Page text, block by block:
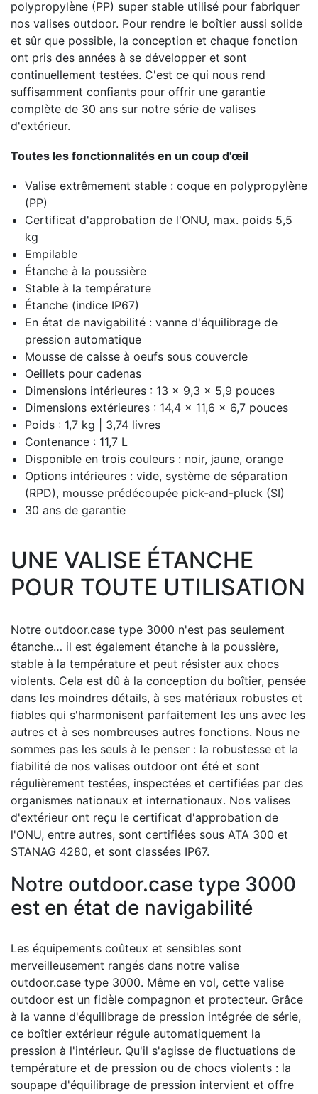
polypropylène (PP) super stable utilisé pour fabriquer
nos valises outdoor. Pour rendre le boîtier aussi solide
et sûr que possible, la conception et chaque fonction
ont pris des années à se développer et sont
continuellement testées. C'est ce qui nous rend
suffisamment confiants pour offrir une garantie
complète de 30 ans sur notre série de valises
d'extérieur.
Toutes les fonctionnalités en un coup d'œil
Valise extrêmement stable : coque en polypropylène
(PP)
Certificat d'approbation de l'ONU, max. poids 5,5
kg
Empilable
Étanche à la poussière
Stable à la température
Étanche (indice IP67)
En état de navigabilité : vanne d'équilibrage de
pression automatique
Mousse de caisse à oeufs sous couvercle
Oeillets pour cadenas
Dimensions intérieures : 13 x 9,3 x 5,9 pouces
Dimensions extérieures : 14,4 x 11,6 x 6,7 pouces
Poids : 1,7 kg | 3,74 livres
Contenance : 11,7 L
Disponible en trois couleurs : noir, jaune, orange
Options intérieures : vide, système de séparation
(RPD), mousse prédécoupée pick-and-pluck (SI)
30 ans de garantie
UNE VALISE ÉTANCHE
POUR TOUTE UTILISATION
Notre outdoor.case type 3000 n'est pas seulement
étanche… il est également étanche à la poussière,
stable à la température et peut résister aux chocs
violents. Cela est dû à la conception du boîtier, pensée
dans les moindres détails, à ses matériaux robustes et
fiables qui s'harmonisent parfaitement les uns avec les
autres et à ses nombreuses autres fonctions. Nous ne
sommes pas les seuls à le penser : la robustesse et la
fiabilité de nos valises outdoor ont été et sont
régulièrement testées, inspectées et certifiées par des
organismes nationaux et internationaux. Nos valises
d'extérieur ont reçu le certificat d'approbation de
l'ONU, entre autres, sont certifiées sous ATA 300 et
STANAG 4280, et sont classées IP67.
Notre outdoor.case type 3000
est en état de navigabilité
Les équipements coûteux et sensibles sont
merveilleusement rangés dans notre valise
outdoor.case type 3000. Même en vol, cette valise
outdoor est un fidèle compagnon et protecteur. Grâce
à la vanne d'équilibrage de pression intégrée de série,
ce boîtier extérieur régule automatiquement la
pression à l'intérieur. Qu'il s'agisse de fluctuations de
température et de pression ou de chocs violents : la
soupape d'équilibrage de pression intervient et offre